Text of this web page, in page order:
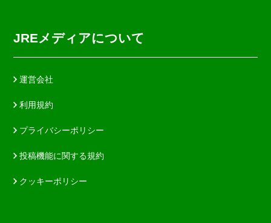
JREメディアについて
運営会社
利用規約
プライバシーポリシー
投稿機能に関する規約
クッキーポリシー